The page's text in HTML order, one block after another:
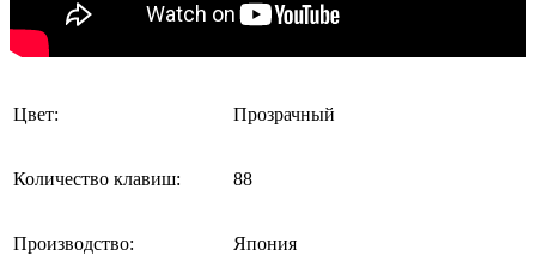
Цвет: Прозрачный
Количество клавиш: 88
Производство: Япония